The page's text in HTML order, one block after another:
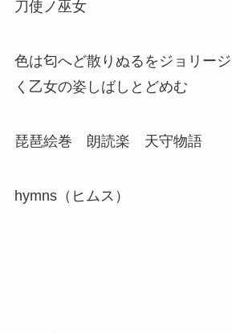
刀使ノ巫女
色は匂へど散りぬるをジョリー
く乙女の姿しばしとどめむ
琵琶絵巻 朗読楽 天守物語
hymns（ヒムス）